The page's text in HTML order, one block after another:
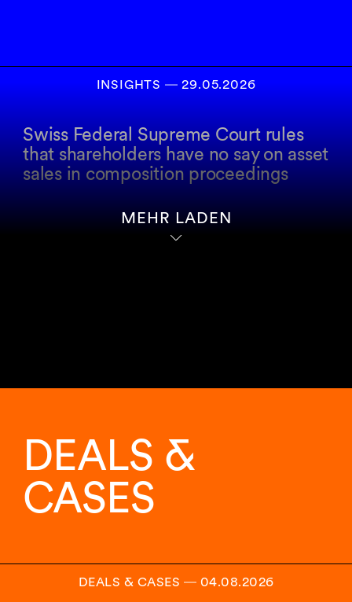
INSIGHTS ― 29.05.2026
Swiss Federal Supreme Court rules
that shareholders have no say on asset
sales in composition proceedings
MEHR LADEN
DEALS &
CASES
DEALS & CASES ― 04.08.2026